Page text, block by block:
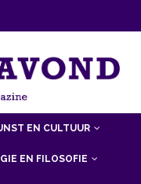
EN CULTUUR
EN FILOSOFIE